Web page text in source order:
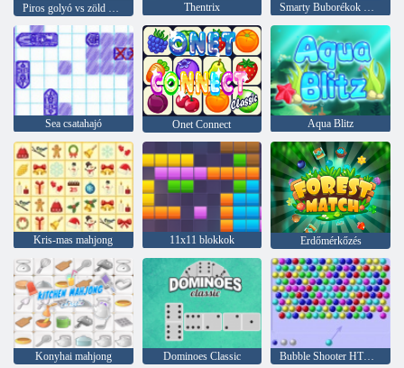
Piros golyó vs zöld király Thentrix Smarty Buborékok Xmas Edition
Sea csatahajó Onet Connect Aqua Blitz
Kris-mas mahjong 11x11 blokkok Erdőmérkőzés
Konyhai mahjong Dominoes Classic Bubble Shooter HTML5